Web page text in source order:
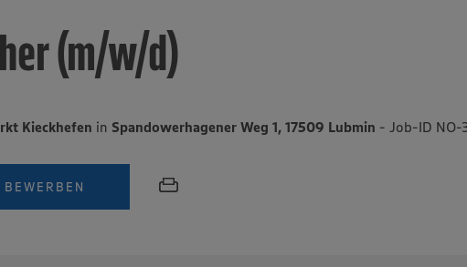
Abschlussarbeiten
Werkstudierendentätigkeit
Lebensmittelproduktion
Lager & Logistik
EDEKA-
Regionalgesellschaften
(m/w/d)
Kieckhefen in Spandowerhagener Weg 1, 17509 Lubmin - Job-ID NO-